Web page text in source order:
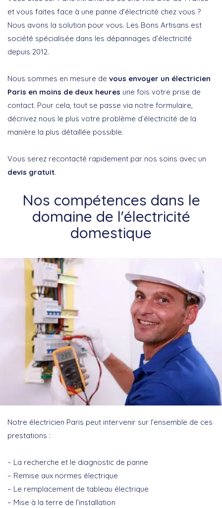
et vous faites face à une panne d’électricité chez vous ?
Nous avons la solution pour vous. Les Bons Artisans est
société spécialisée dans les dépannages d’électricité
depuis 2012.
Nous sommes en mesure de vous envoyer un électricien
Paris en moins de deux heures une fois votre prise de
contact. Pour cela, tout se passe via notre formulaire,
décrivez nous le plus votre problème d’électricité de la
manière la plus détaillée possible.
Vous serez recontacté rapidement par nos soins avec un
devis gratuit.
Nos compétences dans le
domaine de l'électricité
domestique
Notre électricien Paris peut intervenir sur l’ensemble de ces
prestations :
– La recherche et le diagnostic de panne
– Remise aux normes électrique
– Le remplacement de tableau électrique
– Mise à la terre de l’installation